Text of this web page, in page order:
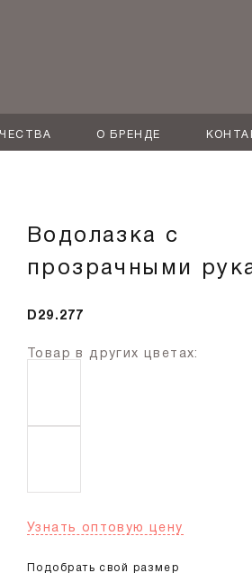
О БРЕНДЕ
Водолазка с
прозрачными
D29.277
Товар в других цветах:
Узнать оптовую цену
Подобрать свой размер